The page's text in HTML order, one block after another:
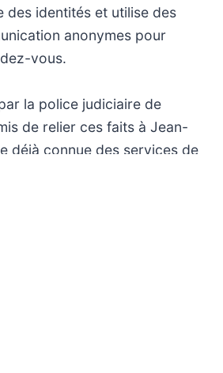
des identités et utilise des
anonymes pour
vous.
la police judiciaire de
de relier ces faits à Jean-
déjà connue des services de